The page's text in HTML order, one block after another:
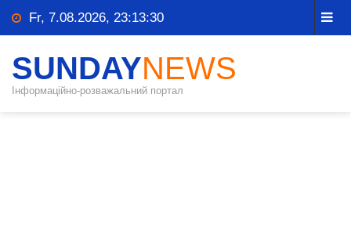
Fr, 7.08.2026, 23:13:31
SUNDAYNEWS
Інформаційно-розважальний портал